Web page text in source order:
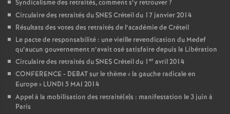
Syndicalisme des retraités, comment s’y retrouver?
Circulaire des retraités duSNESCréteil du 17 janvier 2014
Résultats des votes des retraités de l’académie de Créteil
Le pacte de responsabilité : une vieille revendication du Medef
qu’aucun gouvernement n’avait osé satisfaire depuis la Libération
Circulaire des retraités duSNESCréteil du 1 er avril 2014
CONFERENCE - DEBATsur le thème « la gauche radicale en
Europe» LUNDI 5 MAI 2014
Appel à la mobilisation des retraité(e)s : manifestation le 3 juin à
Paris